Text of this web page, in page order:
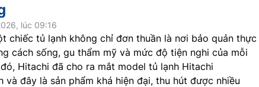
lúc 09:16
chiếc tủ lạnh không chỉ đơn thuần là nơi bảo quản thực
cách sống, gu thẩm mỹ và mức độ tiện nghi của mỗi
Hitachi đã cho ra mắt model tủ lạnh Hitachi
và đây là sản phẩm khá hiện đại, thu hút được nhiều